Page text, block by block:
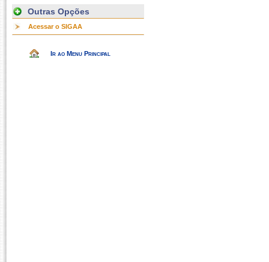
Outras Opções
Acessar o SIGAA
Ir ao Menu Principal